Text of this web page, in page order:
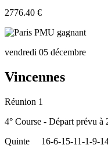
2776.40 €
vendredi 05 décembre
Vincennes
Réunion 1
4° Course - Départ prévu à
Quinte
16-6-15-11-1-9-